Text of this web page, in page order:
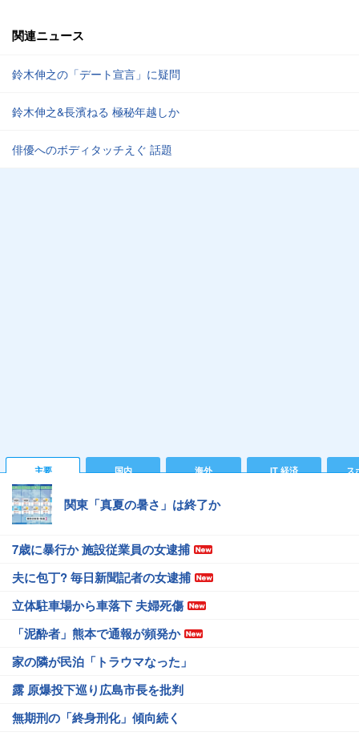
関連ニュース
鈴木伸之の「デート宣言」に疑問
鈴木伸之&長濱ねる 極秘年越しか
俳優へのボディタッチえぐ 話題
主要 国内 海外 IT 経済 ス
関東「真夏の暑さ」は終了か
7歳に暴行か 施設従業員の女逮捕
夫に包丁? 毎日新聞記者の女逮捕
立体駐車場から車落下 夫婦死傷
「泥酔者」熊本で通報が頻発か
家の隣が民泊「トラウマなった」
露 原爆投下巡り広島市長を批判
無期刑の「終身刑化」傾向続く